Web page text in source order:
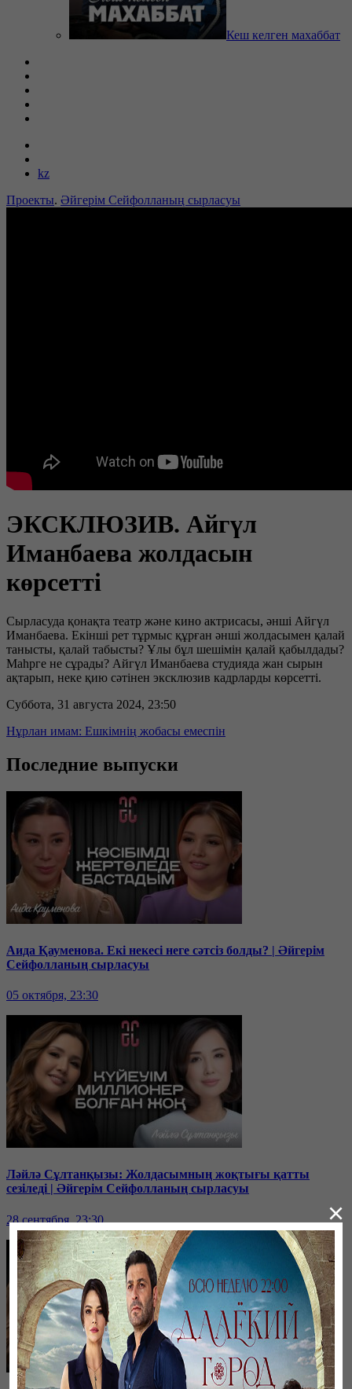
Кеш келген махаббат
kz
Проекты. Әйгерім Сейфолланың сырласуы
ЭКСКЛЮЗИВ. Айгүл
Иманбаева жолдасын
көрсетті
Сырласуда қонақта театр және кино актрисасы, әнші Айгүл
Иманбаева. Екінші рет тұрмыс құрған әнші жолдасымен қалай
танысты, қалай табысты? Ұлы бұл шешімін қалай қабылдады?
Маһрге не сұрады? Айгүл Иманбаева студияда жан сырын
ақтарып, неке қию сәтінен эксклюзив кадрларды көрсетті.
Суббота, 31 августа 2024, 23:50
Нұрлан имам: Ешкімнің жобасы емеспін
Последние выпуски
Аида Қауменова. Екі некесі неге сәтсіз болды? | Әйгерім
Сейфолланың сырласуы
05 октября, 23:30
Ләйлә Сұлтанқызы: Жолдасымның жоқтығы қатты
сезіледі | Әйгерім Сейфолланың сырласуы
28 сентября, 23:30 ×